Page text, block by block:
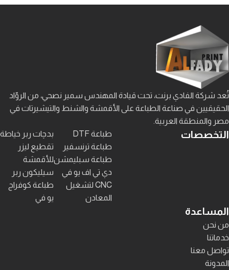
تُعد شركة الفادي برنت، تحت قيادة المهندس سمير نصحي، من الروّاد
الحقيقيين في صناعة الطباعة على الأقمشة والشنط والتيشيرتات في
مصر والمنطقة العربية.
التخصصات
طباعة DTF
طباعة ترنسفير
طباعة سبليمشن
دي تي اف يو في
CNC لتشغيل
المعادن
بدچات ربر خياطة
تقطيع ليزر
للأقمشة
سيليكون ربر
طباعة كوفراج
يو في
المساعدة
من نحن
خدماتنا
تواصل معنا
المدونة